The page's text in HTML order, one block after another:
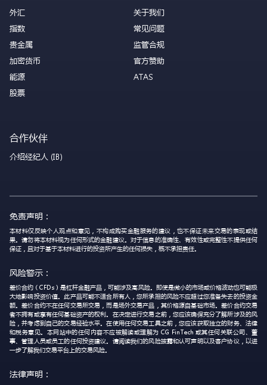
外汇
指数
贵金属
加密货币
能源
股票
关于我们
常见问题
监管合规
官方赞助
ATAS
合作伙伴
介绍经纪人 (IB)
免责声明：
本材料仅反映个人观点和意见，不构成购买金融服务的建议，也不保证未来交易的表现或结
果。请勿将本材料视为任何形式的金融建议。对于信息的准确性、有效性或完整性不提供任何
保证，且对于基于本材料进行的投资所产生的任何损失，概不承担责任。
风险警示：
差价合约（CFDs）是杠杆金融产品，可能涉及高风险。即使是微小的市场或价格波动也可能极
大地影响投资价值。此产品可能不适合所有人，您所承担的风险不应超过您准备失去的投资金
额。差价合约不在任何交易所交易，而是场外交易产品，其价格源自基础市场。差价合约交易
者不拥有或享有任何基础资产的权利。在决定进行交易之前，您应该确保充分了解所涉及的风
险，并考虑到自己的交易经验水平。在使用任何交易工具之前，您应该获取独立的财务、法律
和税务意见。本网站中的任何内容不应被解读或理解为 CG FinTech 或其任何关联公司、董
事、管理人员或员工的任何投资建议。请阅读我们的风险披露和认可声明以及客户协议，以进
一步了解我们交易平台上的交易风险。
法律声明：